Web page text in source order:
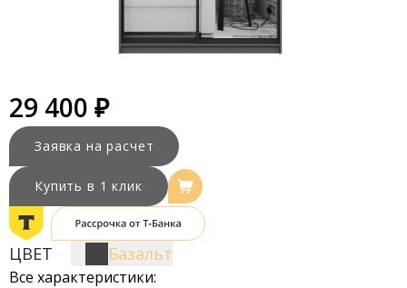
29 400 ₽
Заявка на расчет
Купить в 1 клик
ЦВЕТ Базальт
Все характеристики: